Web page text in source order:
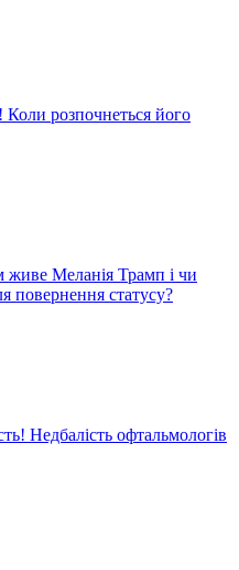
розпочнеться його
Меланія Трамп і чи
повернення статусу?
Недбалість офтальмологів